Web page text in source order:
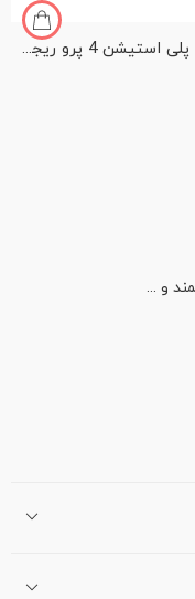
کنسول پلی استیشن 4 پرو ریجن دو اروپا با هارد یک ترابایت
و ...